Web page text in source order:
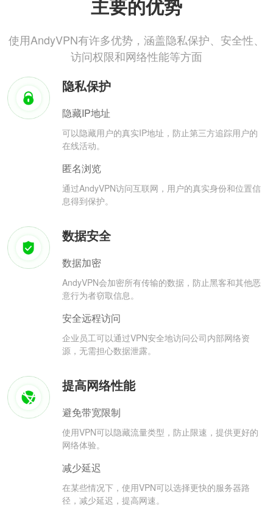
主要的优势
使用AndyVPN有许多优势，涵盖隐私保护、安全性、
访问权限和网络性能等方面
隐私保护
隐藏IP地址
可以隐藏用户的真实IP地址，防止第三方追踪用户的
在线活动。
匿名浏览
通过AndyVPN访问互联网，用户的真实身份和位置信
息得到保护。
数据安全
数据加密
AndyVPN会加密所有传输的数据，防止黑客和其他恶
意行为者窃取信息。
安全远程访问
企业员工可以通过VPN安全地访问公司内部网络资
源，无需担心数据泄露。
提高网络性能
避免带宽限制
使用VPN可以隐藏流量类型，防止限速，提供更好的
网络体验。
减少延迟
在某些情况下，使用VPN可以选择更快的服务器路
径，减少延迟，提高网速。